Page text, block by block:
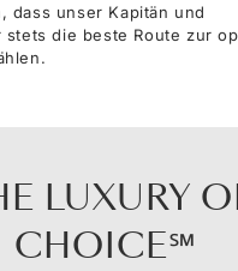
dass unser Kapitän und
stets die beste Route zur
LUXURY
CHOICE℠